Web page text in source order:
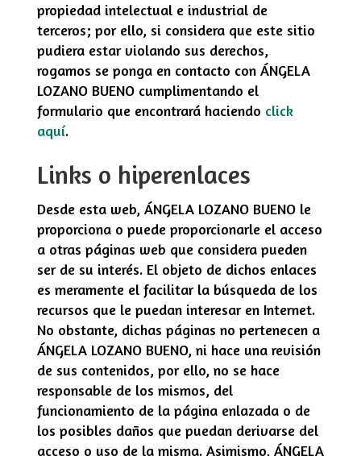
propiedad intelectual e industrial de
terceros; por ello, si considera que este sitio
pudiera estar violando sus derechos,
rogamos se ponga en contacto con ÁNGELA
LOZANO BUENO cumplimentando el
formulario que encontrará haciendo click
aquí.
Links o hiperenlaces
Desde esta web, ÁNGELA LOZANO BUENO le
proporciona o puede proporcionarle el acceso
a otras páginas web que considera pueden
ser de su interés. El objeto de dichos enlaces
es meramente el facilitar la búsqueda de los
recursos que le puedan interesar en Internet.
No obstante, dichas páginas no pertenecen a
ÁNGELA LOZANO BUENO, ni hace una revisión
de sus contenidos, por ello, no se hace
responsable de los mismos, del
funcionamiento de la página enlazada o de
los posibles daños que puedan derivarse del
acceso o uso de la misma. Asimismo, ÁNGELA